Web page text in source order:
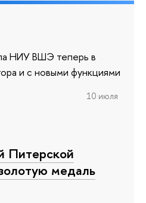
НИУ ВШЭ теперь в
и с новыми функциями
10 июля
Питерской
медаль